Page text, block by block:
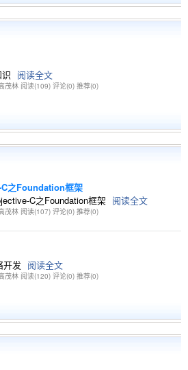
阅读全文
茂林 阅读(109) 评论(0) 推荐(0)
之Foundation框架
C之Foundation框架 阅读全文
茂林 阅读(107) 评论(0) 推荐(0)
开发 阅读全文
茂林 阅读(120) 评论(0) 推荐(0)